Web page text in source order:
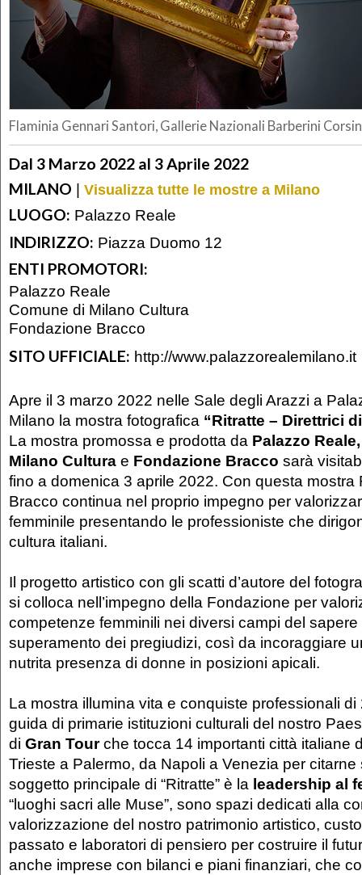
Flaminia Gennari Santori, Gallerie Nazionali Barberini
Dal 3 Marzo 2022 al 3 Aprile 2022
MILANO | Visualizza tutte le mostre a Milano
LUOGO: Palazzo Reale
INDIRIZZO: Piazza Duomo 12
ENTI PROMOTORI:
Palazzo Reale
Comune di Milano Cultura
Fondazione Bracco
SITO UFFICIALE: http://www.palazzorealemilano.it
Apre il 3 marzo 2022 nelle Sale degli Arazzi a
Milano la mostra fotografica “Ritratte – Direttrici
La mostra promossa e prodotta da Palazzo
Milano Cultura e Fondazione Bracco sarà
fino a domenica 3 aprile 2022. Con questa mostra
Bracco continua nel proprio impegno per
femminile presentando le professioniste che
cultura italiani.
Il progetto artistico con gli scatti d’autore del
si colloca nell’impegno della Fondazione per
competenze femminili nei diversi campi del
superamento dei pregiudizi, così da incoraggiare
nutrita presenza di donne in posizioni apicali.
La mostra illumina vita e conquiste professionali
guida di primarie istituzioni culturali del nostro
di Gran Tourche tocca 14 importanti città italiane
Trieste a Palermo, da Napoli a Venezia per citarne
soggetto principale di “Ritratte” è la leadership al
“luoghi sacri alle Muse”, sono spazi dedicati alla
valorizzazione del nostro patrimonio artistico,
passato e laboratori di pensiero per costruire il
anche imprese con bilanci e piani finanziari, che